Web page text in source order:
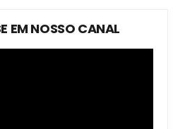
EM NOSSO CANAL